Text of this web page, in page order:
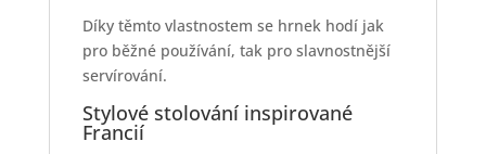
Díky těmto vlastnostem se hrnek hodí jak
pro běžné používání, tak pro slavnostnější
servírování.
Stylové stolování inspirované
Francií